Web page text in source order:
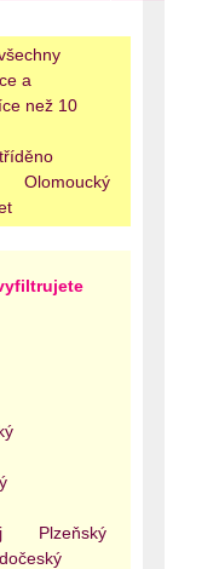
a
než 10
Olomoucký
Plzeňský